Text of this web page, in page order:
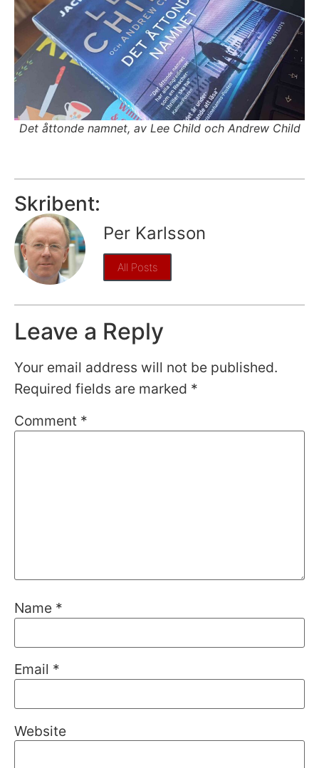
Det åttonde namnet, av Lee Child och Andrew Child
Skribent:
Per Karlsson
All Posts
Leave a Reply
Your email address will not be published.
Required fields are marked *
Comment *
Name *
Email *
Website